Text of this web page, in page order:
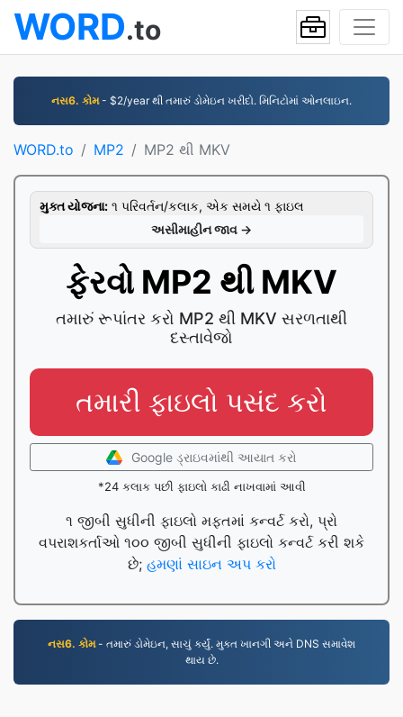
WORD.to
નસ6. કોમ- $2/year થી તમારું ડોમેઇન ખરીદો. મિનિટોમાં ઓનલાઇન.
WORD.to MP2 MP2 થી MKV
મુક્ત યોજના: ૧ પરિવર્તન/કલાક, એક સમયે ૧ ફાઇલ
અસીમાહીન જાવ →
ફેરવો MP2 થી MKV
તમારું રૂપાંતર કરો MP2 થી MKV સરળતાથી
દસ્તાવેજો
તમારી ફાઇલો પસંદ કરો
Google ડ્રાઇવમાંથી આયાત કરો
*24 કલાક પછી ફાઇલો કાઢી નાખવામાં આવી
૧ જીબી સુધીની ફાઇલો મફતમાં કન્વર્ટ કરો, પ્રો
વપરાશકર્તાઓ ૧૦૦ જીબી સુધીની ફાઇલો કન્વર્ટ કરી શકે
છે; હમણાં સાઇન અપ કરો
નસ6. કોમ- તમારું ડોમેઇન, સાચું કર્યું. મુક્ત ખાનગી અને DNS સમાવેશ
થાય છે.